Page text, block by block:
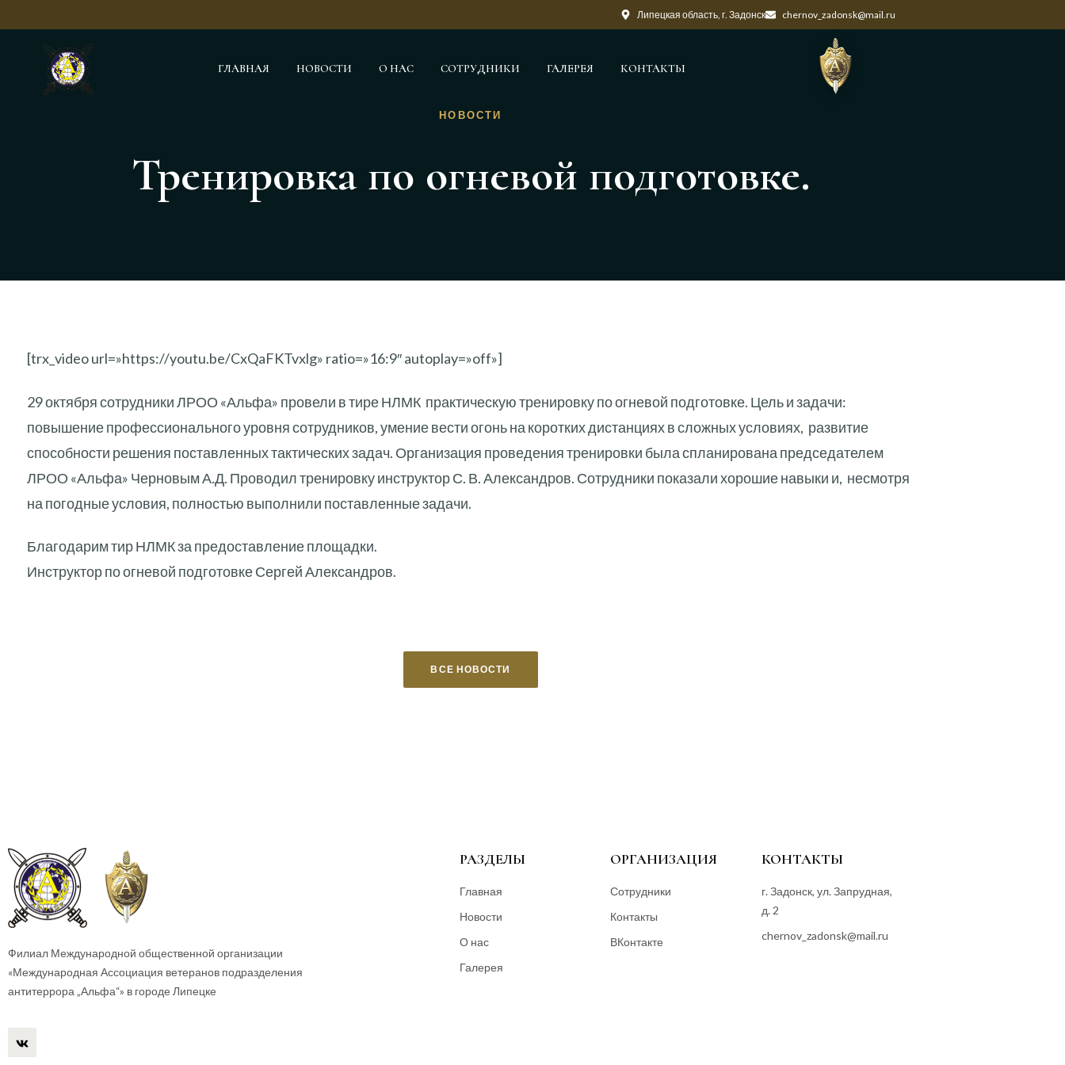
Липецкая область, г. Задонск chernov_zadonsk@mail.ru
ГЛАВНАЯ НОВОСТИ О НАС СОТРУДНИКИ ГАЛЕРЕЯ КОНТАКТЫ
НОВОСТИ
Тренировка по огневой подготовке.
[trx_video url=»https://youtu.be/CxQaFKTvxlg» ratio=»16:9″ autoplay=»off»]
29 октября сотрудники ЛРОО «Альфа» провели в тире НЛМК практическую тренировку по огневой подготовке. Цель и задачи:
повышение профессионального уровня сотрудников, умение вести огонь на коротких дистанциях в сложных условиях, развитие
способности решения поставленных тактических задач. Организация проведения тренировки была спланирована председателем
ЛРОО «Альфа» Черновым А.Д. Проводил тренировку инструктор С. В. Александров. Сотрудники показали хорошие навыки и, несмотря
на погодные условия, полностью выполнили поставленные задачи.
Благодарим тир НЛМК за предоставление площадки.
Инструктор по огневой подготовке Сергей Александров.
ВСЕ НОВОСТИ
Филиал Международной общественной организации
«Международная Ассоциация ветеранов подразделения
антитеррора „Альфа“» в городе Липецке
РАЗДЕЛЫ
Главная
Новости
О нас
Галерея
ОРГАНИЗАЦИЯ
Сотрудники
Контакты
ВКонтакте
КОНТАКТЫ
г. Задонск, ул. Запрудная,
д. 2
chernov_zadonsk@mail.ru